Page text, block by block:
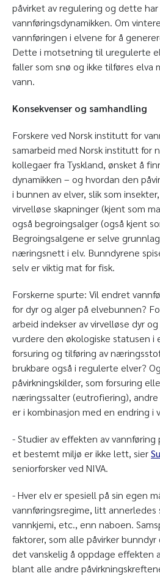
påvirket av regulering og dette
vannføringsdynamikken. Om
vannføringen i elvene for å
Dette i motsetning til uregulerte
faller som snø og ikke tilføres elva
vann.
Konsekvenser og samhandling
Forskere ved Norsk institutt for
samarbeid med Norsk institutt for
kollegaer fra Tyskland, ønsket å
dynamikken – og hvordan den
i bunnen av elver, slik som
virvelløse skapninger (kjent som
også begroingsalger (også kjent
Begroingsalgene er selve
næringsnett i elv. Bunndyrene
selv er viktig mat for fisk.
Forskerne spurte: Vil endret
for dyr og alger på elvebunnen?
arbeid indekser av virvelløse dyr
vurdere den økologiske statusen i
forsuring og tilføring av
brukbare også i regulerte elver?
påvirkningskilder, som forsuring
næringssalter (eutrofiering), andre
er i kombinasjon med en endring i
- Studier av effekten av vannføring
et bestemt miljø er ikke lett, sier
seniorforsker ved NIVA.
- Hver elv er spesiell på sin egen
vannføringsregime, litt annerledes
vannkjemi, etc., enn naboen.
faktorer, som alle påvirker
det vanskelig å oppdage effekten
blant alle andre